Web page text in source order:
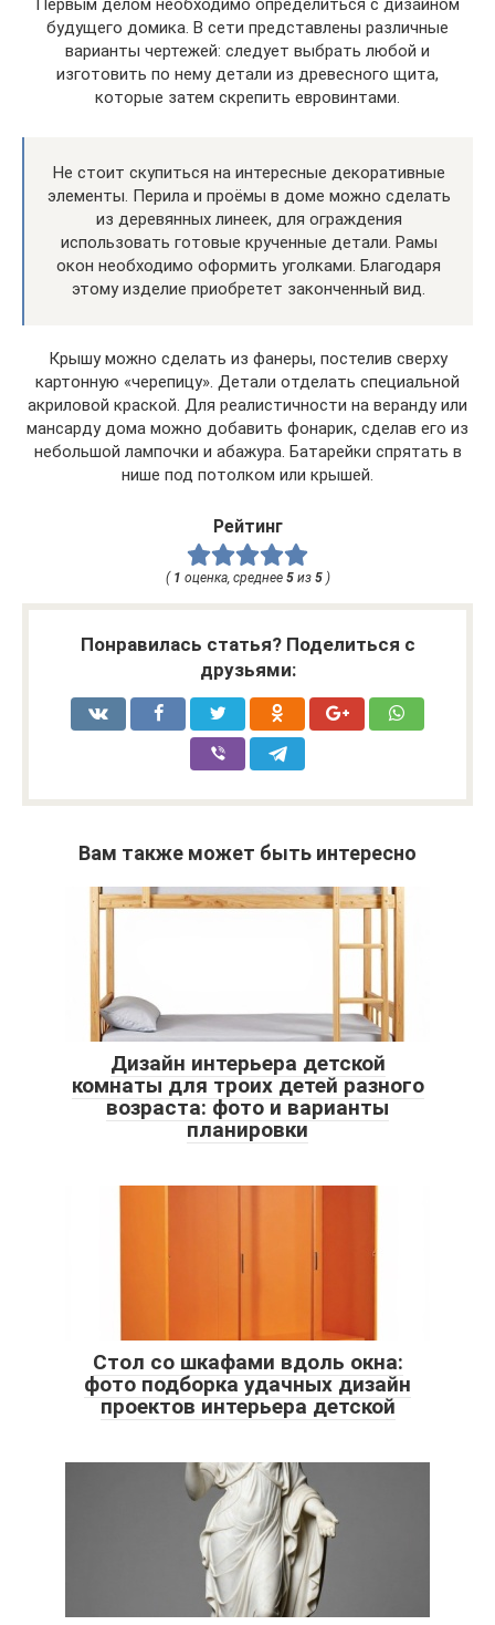
будущего домика. В сети представлены различные
варианты чертежей: следует выбрать любой и
изготовить по нему детали из древесного щита,
которые затем скрепить евровинтами.
Не стоит скупиться на интересные декоративные
элементы. Перила и проёмы в доме можно сделать
из деревянных линеек, для ограждения
использовать готовые крученные детали. Рамы
окон необходимо оформить уголками. Благодаря
этому изделие приобретет законченный вид.
Крышу можно сделать из фанеры, постелив сверху
картонную «черепицу». Детали отделать специальной
акриловой краской. Для реалистичности на веранду или
мансарду дома можно добавить фонарик, сделав его из
небольшой лампочки и абажура. Батарейки спрятать в
нише под потолком или крышей.
Рейтинг
( 1 оценка, среднее 5из 5)
Понравилась статья? Поделиться с
друзьями:
Вам также может быть интересно
Дизайн интерьера детской
комнаты для троих детей разного
возраста: фото и варианты
планировки
Стол со шкафами вдоль окна:
фото подборка удачных дизайн
проектов интерьера детской